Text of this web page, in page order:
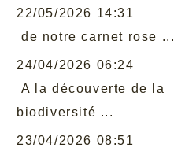
22/05/2026 14:31
de notre carnet rose ...
24/04/2026 06:24
A la découverte de la
biodiversité ...
23/04/2026 08:51